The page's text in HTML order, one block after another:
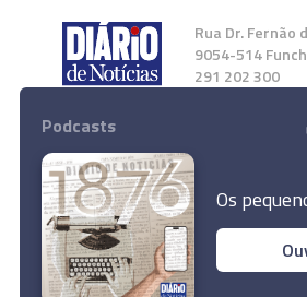
Rua Dr. Fernão
9054-514
291 202 300
Instale a nossa
© 2026 Empresa Diário de
Podcasts
Os